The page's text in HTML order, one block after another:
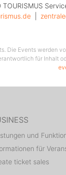
TOURISMUS
Die Events werden
für Inhalt
und
für
ticket sales